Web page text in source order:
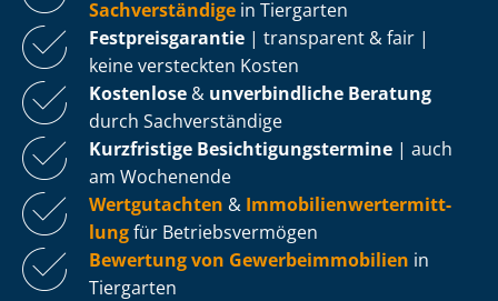
Sachverständige in Tiergarten
Fest­preis­ga­ran­tie | transparent & fair |
keine versteckten Kosten
Kostenlose & unverbindliche Beratung
durch Sachverständige
Kurzfristige Be­sich­ti­gungs­ter­mi­ne | auch
am Wochenende
Wertgutachten & Im­mo­bi­li­en­wert­ermitt­
lungfür Be­triebs­ver­mö­gen
Bewertung von Ge­wer­be­im­mo­bi­li­en in
Tiergarten